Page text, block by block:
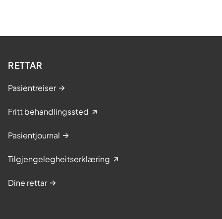
RETTAR
Pasientreiser
Fritt behandlingssted
Pasientjournal
Tilgjengelegheitserklæring
Dine rettar